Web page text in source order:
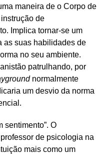
maneira de o Corpo de
de
Implica tornar-se um
as suas habilidades de
no seu ambiente.
patrulhando, por
normalmente
um desvio da norma
sentimento”. O
de psicologia na
mais como um